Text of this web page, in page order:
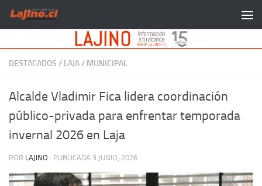
Saltar al contenido
DESTACADOS / LAJA/ MUNICIPAL
Alcalde Vladimir Fica lidera coordinación
público-privada para enfrentar temporada
invernal 2026 en Laja
POR LAJINO · PUBLICADA 3 JUNIO, 2026